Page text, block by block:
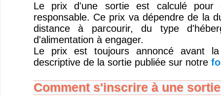
Le prix d'une sortie est calculé pour
responsable. Ce prix va dépendre de la
distance à parcourir, du type
d'alimentation à engager.
Le prix est toujours annoncé avant
descriptive de la sortie publiée sur notre
Comment s'inscrire à une